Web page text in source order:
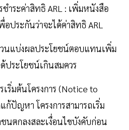
ำระค่าสิทธิ ARL : เพิ่มหนังสือ
ประกันว่าจะได้ค่าสิทธิ ARL
วนแบ่งผลประโยชน์ตอบแทนเพิ่ม
ประโยชน์เกินสมควร
เริ่มต้นโครงการ (Notice to
ก้ปัญหา โครงการสามารถเริ่ม
นตกลงสละเงื่อนไขบังคับก่อน